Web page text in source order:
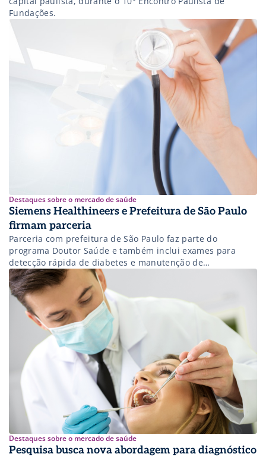
Fundações.
Destaques sobre o mercado de saúde
Siemens Healthineers e Prefeitura de São Paulo
firmam parceria
Parceria com prefeitura de São Paulo faz parte do
programa Doutor Saúde e também inclui exames para
detecção rápida de diabetes e manutenção de
equipamentos
Destaques sobre o mercado de saúde
Pesquisa busca nova abordagem para diagnóstico